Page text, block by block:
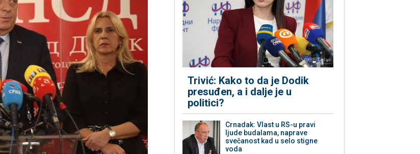
Trivić: Kako to da je Dodik
presuđen, a i dalje je u
politici?
Crnadak: Vlast u RS-u pravi
ljude budalama, naprave
svečanost kad u selo stigne
voda